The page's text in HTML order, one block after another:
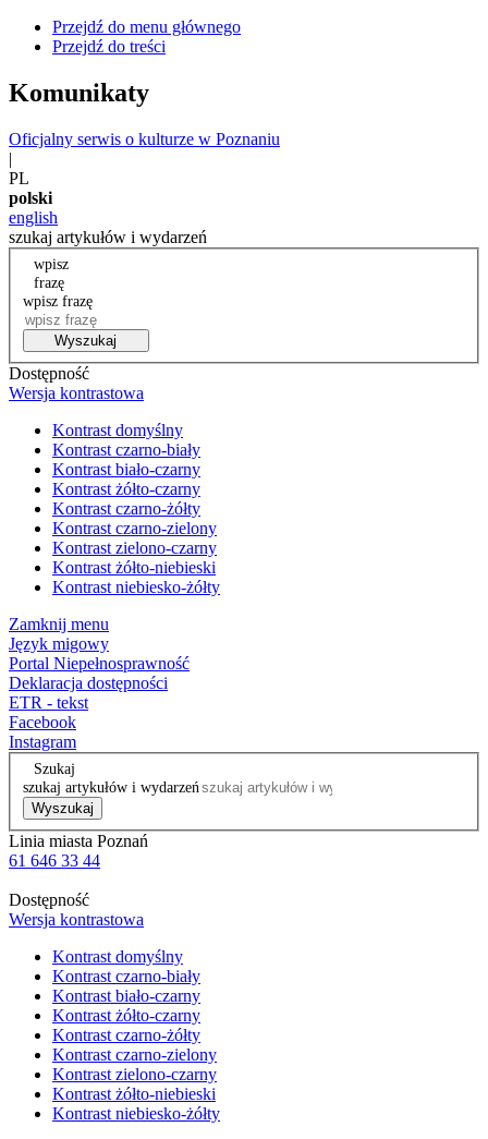
Przejdź do menu głównego
Przejdź do treści
Komunikaty
Oficjalny serwis o kulturze w Poznaniu
|
PL
polski
english
szukaj artykułów i wydarzeń
wpisz
frazę
wpisz frazę
Wyszukaj
Dostępność
Wersja kontrastowa
Kontrast domyślny
Kontrast czarno-biały
Kontrast biało-czarny
Kontrast żółto-czarny
Kontrast czarno-żółty
Kontrast czarno-zielony
Kontrast zielono-czarny
Kontrast żółto-niebieski
Kontrast niebiesko-żółty
Zamknij menu
Język migowy
Portal Niepełnosprawność
Deklaracja dostępności
ETR - tekst
Facebook
Instagram
Szukaj
szukaj artykułów i wydarzeń
Wyszukaj
Linia miasta Poznań
61 646 33 44
Dostępność
Wersja kontrastowa
Kontrast domyślny
Kontrast czarno-biały
Kontrast biało-czarny
Kontrast żółto-czarny
Kontrast czarno-żółty
Kontrast czarno-zielony
Kontrast zielono-czarny
Kontrast żółto-niebieski
Kontrast niebiesko-żółty